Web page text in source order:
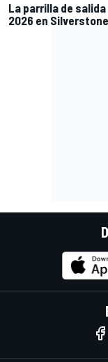
La parrilla de salida
2026 en Silverstone